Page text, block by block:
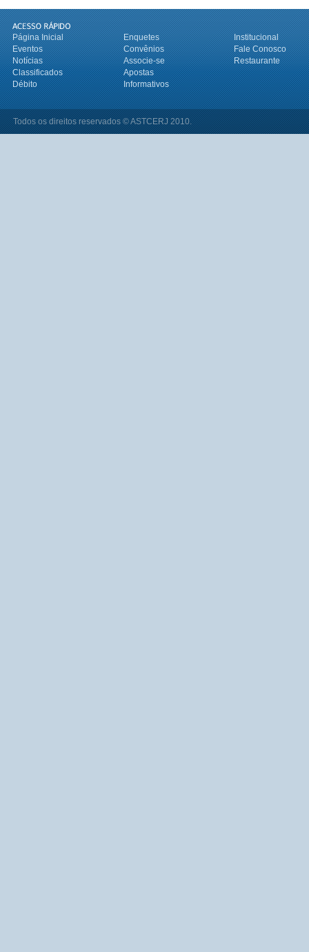
Página Inicial Enquetes
Institucional
Eventos
Convênios
Fale Conosco
Notícias
Associe-se
Restaurante
Classificados
Apostas
Débito
Informativos
Todos os direitos reservados © ASTCERJ 2010.